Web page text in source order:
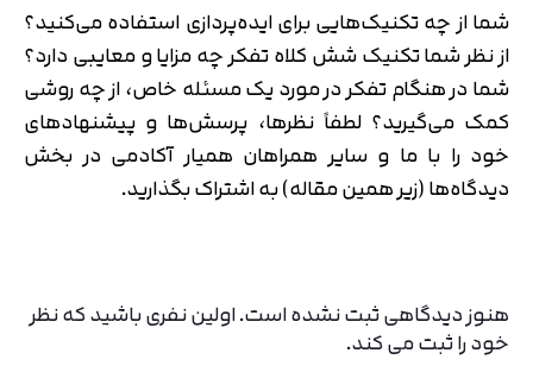
شما از چه تکنیک‌هایی برای ایده‌پردازی استفاده می‌کنید؟
از نظر شما تکنیک شش کلاه تفکر چه مزایا و معایبی دارد؟
شما در هنگام تفکر در مورد یک مسئله خاص، از چه روشی
کمک می‌گیرید؟ لطفاً نظرها، پرسش‌ها و پیشنهادهای
خود را با ما و سایر همراهان همیار آکادمی در بخش
دیدگاه‌ها (زیر همین مقاله) به اشتراک بگذارید.
هنوز دیدگاهی ثبت نشده است. اولین نفری باشید که نظر
خود را ثبت می کند.